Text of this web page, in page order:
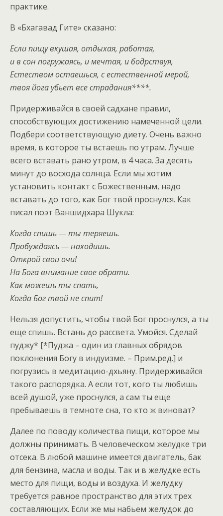
практике.
В «Бхагавад Гите» сказано:
Если пищу вкушая, отдыхая, работая,
и в сон погружаясь, и мечтая, и бодрствуя,
Естеством остаешься, с естественной мерой,
твоя йога убьет все страдания****.
Придерживайся в своей садхане правил,
способствующих достижению намеченной цели.
Подбери соответствующую диету. Очень важно
время, в которое ты встаешь по утрам. Лучше
всего вставать рано утром, в 4 часа. За десять
минут до восхода солнца. Если мы хотим
установить контакт с Божественным, надо
вставать до того, как Бог твой проснулся. Как
писал поэт Ваншидхара Шукла:
Когда спишь — ты теряешь.
Пробуждаясь — находишь.
Открой свои очи!
На Бога внимание свое обрати.
Как можешь ты спать,
Когда Бог твой не спит!
Нельзя допустить, чтобы твой Бог проснулся, а ты
еще спишь. Встань до рассвета. Умойся. Сделай
пуджу* [*Пуджа – один из главных обрядов
поклонения Богу в индуизме. – Прим.ред.] и
погрузись в медитацию-дхьяну. Придерживайся
такого распорядка. А если тот, кого ты любишь
всей душой, уже проснулся, а сам ты еще
пребываешь в темноте сна, то кто ж виноват?
Далее по поводу количества пищи, которое мы
должны принимать. В человеческом желудке три
отсека. В любой машине имеется двигатель, бак
для бензина, масла и воды. Так и в желудке есть
место для пищи, воды и воздуха. И желудку
требуется равное пространство для этих трех
составляющих. Если же мы набьем желудок до